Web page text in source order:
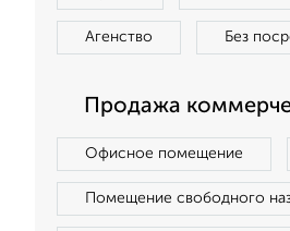
Агенство Без
Продажа
Офисное помещение
Помещение свободного